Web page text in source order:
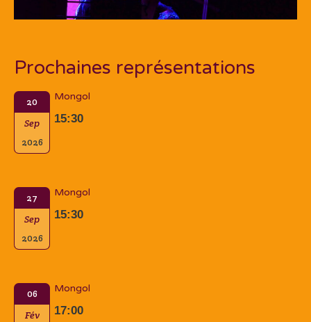
Prochaines représentations
20
Sep
2026
Mongol
15:30
27
Sep
2026
Mongol
15:30
06
Fév
Mongol
17:00